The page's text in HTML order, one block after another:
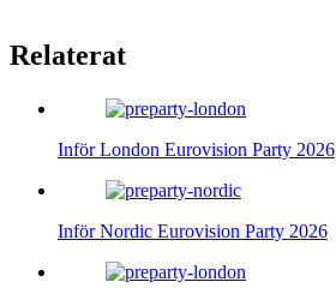
Relaterat
Inför London Eurovision Party 2026
Inför Nordic Eurovision Party 2026